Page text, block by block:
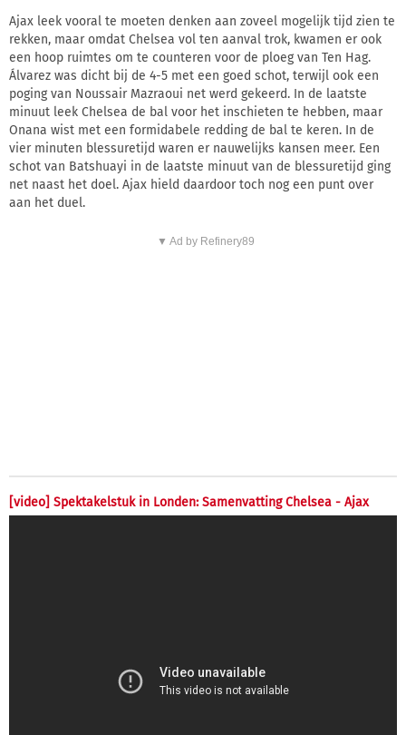
Ajax leek vooral te moeten denken aan zoveel mogelijk tijd zien te
rekken, maar omdat Chelsea vol ten aanval trok, kwamen er ook
een hoop ruimtes om te counteren voor de ploeg van Ten Hag.
Álvarez was dicht bij de 4-5 met een goed schot, terwijl ook een
poging van Noussair Mazraoui net werd gekeerd. In de laatste
minuut leek Chelsea de bal voor het inschieten te hebben, maar
Onana wist met een formidabele redding de bal te keren. In de
vier minuten blessuretijd waren er nauwelijks kansen meer. Een
schot van Batshuayi in de laatste minuut van de blessuretijd ging
net naast het doel. Ajax hield daardoor toch nog een punt over
aan het duel.
▼ Ad by Refinery89
[video] Spektakelstuk in Londen: Samenvatting Chelsea - Ajax